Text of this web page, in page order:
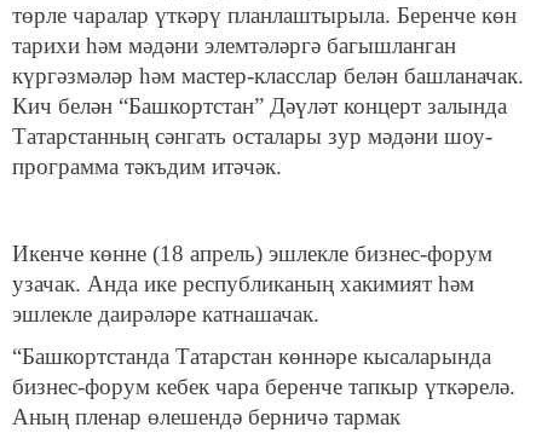
төрле чаралар үткәрү планлаштырыла. Беренче көн
тарихи һәм мәдәни элемтәләргә багышланган
күргәзмәләр һәм мастер-класслар белән башланачак.
Кич белән “Башкортстан” Дәүләт концерт залында
Татарстанның сәнгать осталары зур мәдәни шоу-
программа тәкъдим итәчәк.
Икенче көнне (18 апрель) эшлекле бизнес-форум
узачак. Анда ике республиканың хакимият һәм
эшлекле даирәләре катнашачак.
“Башкортстанда Татарстан көннәре кысаларында
бизнес-форум кебек чара беренче тапкыр үткәрелә.
Аның пленар өлешендә берничә тармак